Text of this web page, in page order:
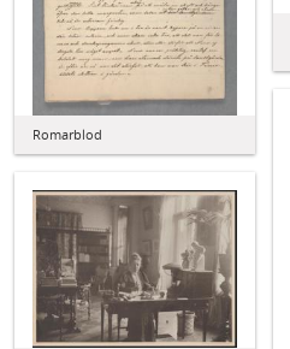
Romarblod